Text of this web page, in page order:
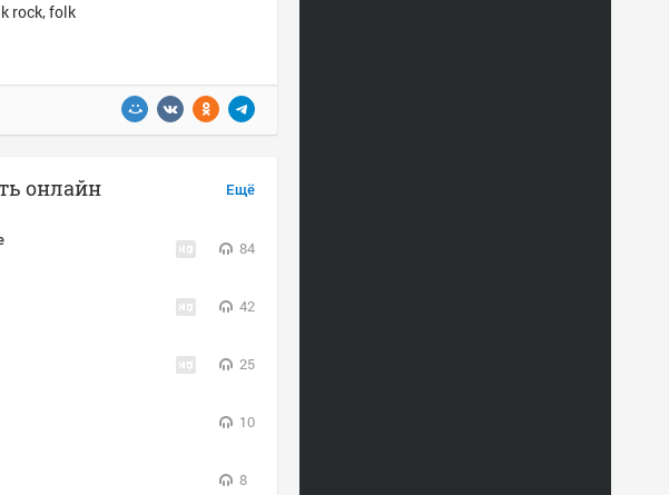
rock, folk
Ещё
онлайн
84
42
25
10
8